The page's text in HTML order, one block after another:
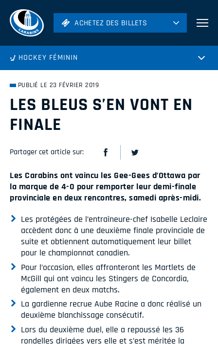
ACHETEZ DES BILLETS
Hockey
ACHETEZ DES BILLETS
HOCKEY FÉMININ
PUBLIÉ LE 23 FÉVRIER 2019
LES BLEUS S’EN VONT EN
FINALE
Partager cet article sur:
Les Carabins ont vaincu les Gee-Gees d’Ottawa par
la marque de 4-0 pour remporter leur demi-finale
provinciale en deux rencontres, samedi après-midi.
Les protégées de l’entraîneure-chef Isabelle Leclaire
accèdent donc à une deuxième finale provinciale de
suite et obtiennent automatiquement leur billet
pour le championnat canadien.
Pour l’occasion, elles affronteront les Martlets de
McGill qui ont vaincu les Stingers de Concordia,
également en deux matchs.
La gardienne recrue Aube Racine a donc réalisé un
deuxième blanchissage consécutif.
Lors du deuxième duel, elle a repoussé les 36
rondelles dirigées vers elle et s’est méritée la